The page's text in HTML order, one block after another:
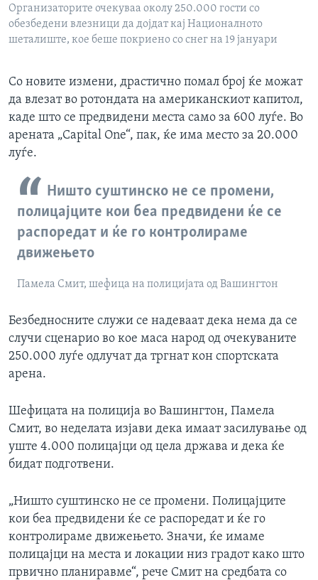
Организаторите очекуваа околу 250.000 гости со
обезбедени влезници да дојдат кај Националното
шеталиште, кое беше покриено со снег на 19 јануари
Со новите измени, драстично помал број ќе можат
да влезат во ротондата на американскиот капитол,
каде што се предвидени места само за 600 луѓе. Во
арената „Capital One“, пак, ќе има место за 20.000
луѓе.
Ништо суштинско не се промени,
полицајците кои беа предвидени ќе се
распоредат и ќе го контролираме
движењето
Памела Смит, шефица на полицијата од Вашингтон
Безбедносните служи се надеваат дека нема да се
случи сценарио во кое маса народ од очекуваните
250.000 луѓе одлучат да тргнат кон спортската
арена.
Шефицата на полиција во Вашингтон, Памела
Смит, во неделата изјави дека имаат засилување од
уште 4.000 полицајци од цела држава и дека ќе
бидат подготвени.
„Ништо суштинско не се промени. Полицајците
кои беа предвидени ќе се распоредат и ќе го
контролираме движењето. Значи, ќе имаме
полицајци на места и локации низ градот како што
првично планиравме“, рече Смит на средбата со